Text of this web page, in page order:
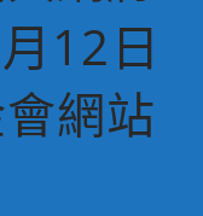
12日
網站